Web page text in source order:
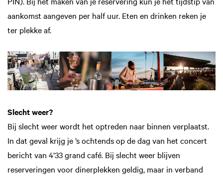
aankomst aangeven per half uur. Eten en drinken reken je
ter plekke af.
Slecht weer?
Bij slecht weer wordt het optreden naar binnen verplaatst.
In dat geval krijg je ’s ochtends op de dag van het concert
bericht van 4’33 grand café. Bij slecht weer blijven
reserveringen voor dinerplekken geldig, maar in verband